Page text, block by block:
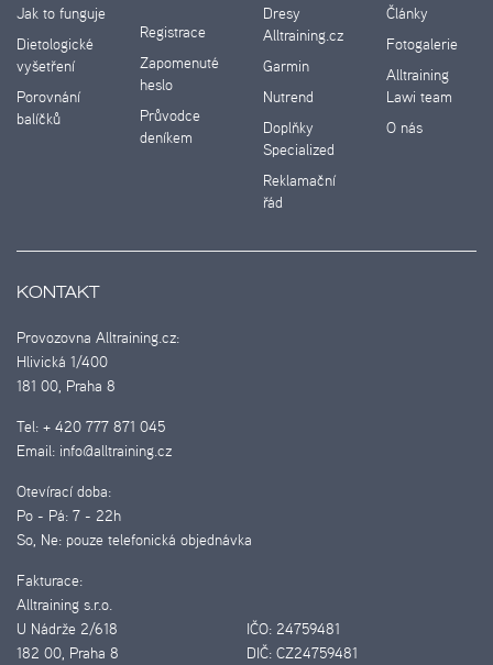
Jak to funguje
Dietologické
vyšetření
Porovnání
balíčků
Registrace
Zapomenuté
heslo
Průvodce
deníkem
Dresy
Alltraining.cz
Garmin
Nutrend
Doplňky
Specialized
Reklamační
řád
Články
Fotogalerie
Alltraining
Lawi team
O nás
KONTAKT
Provozovna Alltraining.cz:
Hlivická 1/400
181 00, Praha 8
Tel: + 420 777 871 045
Email: info@alltraining.cz
Otevírací doba:
Po - Pá: 7 - 22h
So, Ne: pouze telefonická objednávka
Fakturace:
Alltraining s.r.o.
U Nádrže 2/618
IČO: 24759481
182 00, Praha 8
DIČ: CZ24759481